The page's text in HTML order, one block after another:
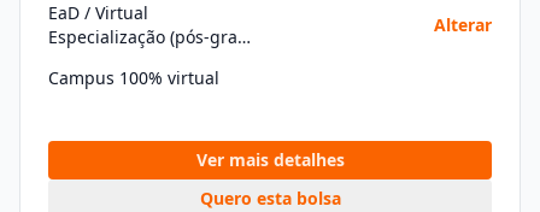
EaD / Virtual
Especialização (pós-graduação)
Alterar
Campus 100% virtual
Ver mais detalhes
Quero esta bolsa